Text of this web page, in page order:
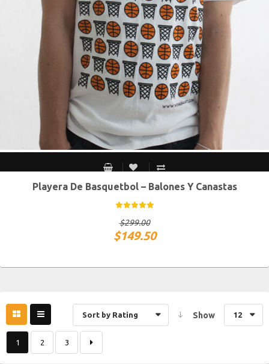
S MEX / XS USA M MEX / S USA G MEX / M USA XG MEX / G USA
Playera De Basquetbol – Balones Y Canastas
$299.00
$149.50
Sort by Rating Show 12
1 2 3